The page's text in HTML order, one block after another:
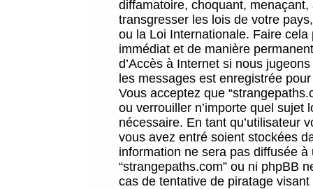
diffamatoire, choquant,
transgresser les lois de votre
ou la Loi Internationale. Faire
immédiat et de manière
d’Accès à Internet si nous
les messages est enregistrée
Vous acceptez que
ou verrouiller n’importe quel sujet
nécessaire. En tant qu’utilisateur
vous avez entré soient stockées
information ne sera pas diffusée
“strangepaths.com” ou ni phpBB
cas de tentative de piratage